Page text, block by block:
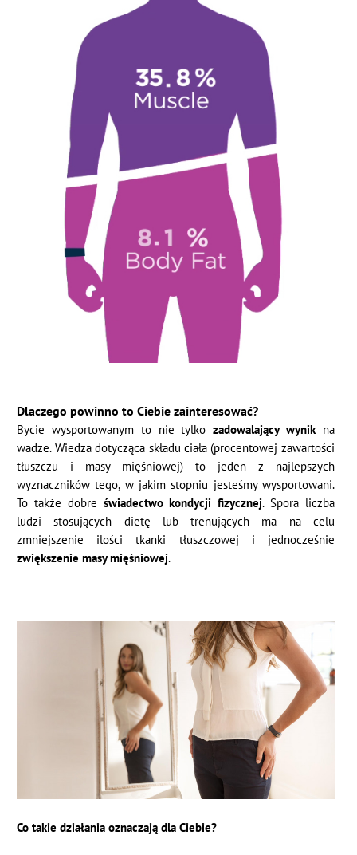
Dlaczego powinno to Ciebie zainteresować?
Bycie wysportowanym to nie tylkozadowalający wynikna
wadze. Wiedza dotycząca składu ciała (procentowej zawartości
tłuszczu i masy mięśniowej) to jeden z najlepszych
wyznaczników tego, w jakim stopniu jesteśmy wysportowani.
To także dobre świadectwo kondycji fizycznej. Spora liczba
ludzi stosujących dietę lub trenujących ma na celu
zmniejszenie ilości tkanki tłuszczowej i jednocześnie
zwiększenie masy mięśniowej.
Co takie działania oznaczają dla Ciebie?